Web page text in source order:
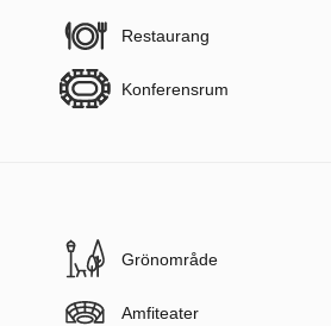
Restaurang
Konferensrum
Grönområde
Amfiteater